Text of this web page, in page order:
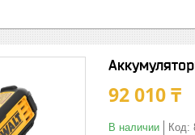
92 010 ₸
В наличии Код: